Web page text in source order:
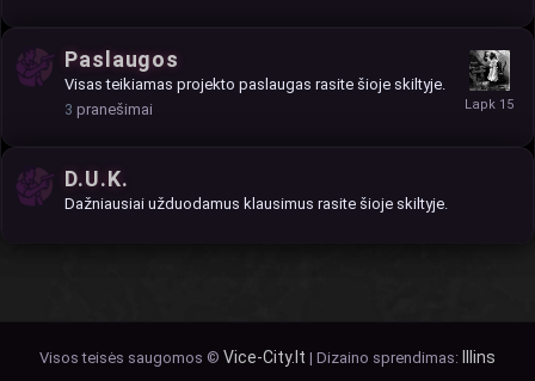
Paslaugos
Visas teikiamas projekto paslaugas rasite šioje skiltyje.
3 pranešimai
D.U.K.
Dažniausiai užduodamus klausimus rasite šioje skiltyje.
Visos teisės saugomos © Vice-City.lt | Dizaino sprendimas: Illins